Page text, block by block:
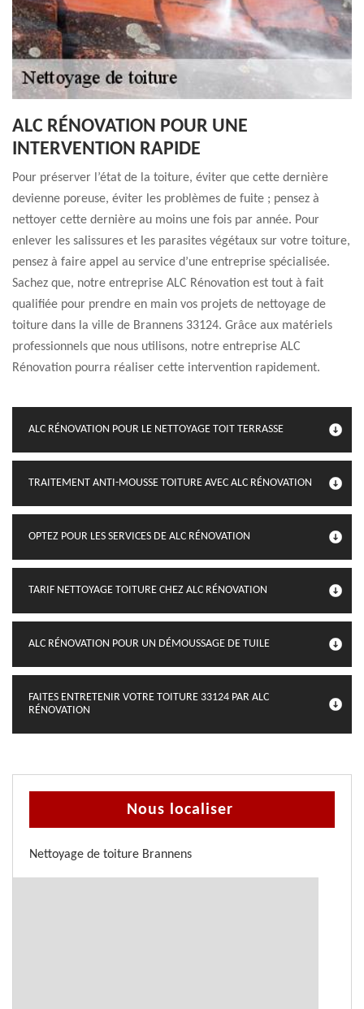
ALC RÉNOVATION POUR UNE
INTERVENTION RAPIDE
Pour préserver l’état de la toiture, éviter que cette dernière
devienne poreuse, éviter les problèmes de fuite ; pensez à
nettoyer cette dernière au moins une fois par année. Pour
enlever les salissures et les parasites végétaux sur votre toiture,
pensez à faire appel au service d’une entreprise spécialisée.
Sachez que, notre entreprise ALC Rénovation est tout à fait
qualifiée pour prendre en main vos projets de nettoyage de
toiture dans la ville de Brannens 33124. Grâce aux matériels
professionnels que nous utilisons, notre entreprise ALC
Rénovation pourra réaliser cette intervention rapidement.
ALC RÉNOVATION POUR LE NETTOYAGE TOIT TERRASSE
TRAITEMENT ANTI-MOUSSE TOITURE AVEC ALC RÉNOVATION
OPTEZ POUR LES SERVICES DE ALC RÉNOVATION
TARIF NETTOYAGE TOITURE CHEZ ALC RÉNOVATION
ALC RÉNOVATION POUR UN DÉMOUSSAGE DE TUILE
FAITES ENTRETENIR VOTRE TOITURE 33124 PAR ALC
RÉNOVATION
Nous localiser
Nettoyage de toiture Brannens